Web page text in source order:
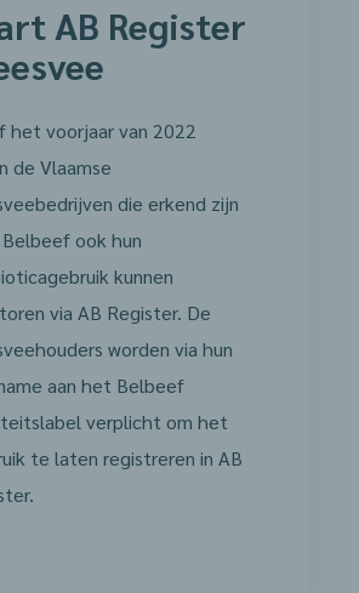
AB Register
het voorjaar van 2022
de Vlaamse
die erkend zijn
ook hun
kunnen
via AB Register. De
worden via hun
aan het Belbeef
verplicht om het
te laten registreren in AB